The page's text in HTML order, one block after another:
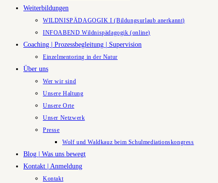
Weiterbildungen
WILDNISPÄDAGOGIK I (Bildungsurlaub anerkannt)
INFOABEND Wildnispädagogik (online)
Coaching | Prozessbegleitung | Supervision
Einzelmentoring in der Natur
Über uns
Wer wir sind
Unsere Haltung
Unsere Orte
Unser Netzwerk
Presse
Wolf und Waldkauz beim Schulmediationskongress
Blog | Was uns bewegt
Kontakt | Anmeldung
Kontakt